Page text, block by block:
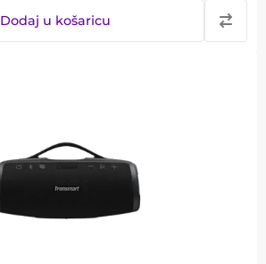
Dodaj u košaricu